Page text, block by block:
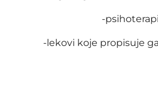
-
-lekovi koje propisuje